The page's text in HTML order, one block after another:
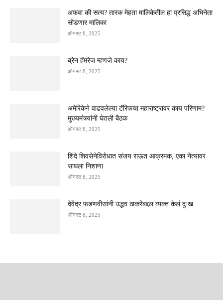
अफवा की सत्य? तारक मेहता मालिकेतील हा प्रसिद्ध अभिनेता
सोडणार मालिका
ऑगस्ट 8, 2025
ब्रेन हॅमरेज म्हणजे काय?
ऑगस्ट 8, 2025
अमेरिकेने वाढवलेल्या टॅरिफचा महाराष्ट्रावर काय परिणाम?
मुख्यमंत्र्यांनी घेतली बैठक
ऑगस्ट 8, 2025
शिंदे शिवसेनेविरोधात संजय राऊत आक्रमक, एका नेत्यावर
साधला निशाणा
ऑगस्ट 8, 2025
देवेंद्र फडणवीसांनी उद्धव ठाकरेंबद्दल व्यक्त केलं दुःख
ऑगस्ट 8, 2025